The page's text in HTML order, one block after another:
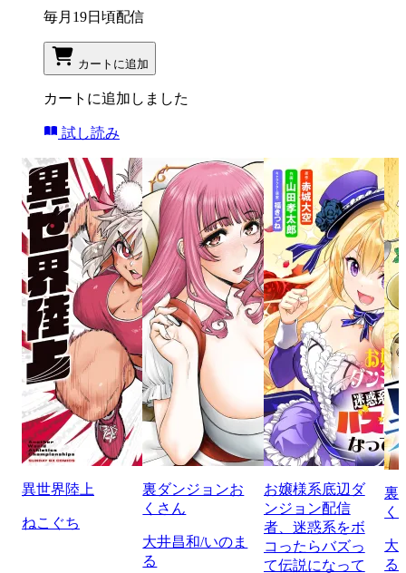
毎月19日頃配信
カートに追加
カートに追加しました
試し読み
異世界陸上
ねこぐち
裏ダンジョンお
くさん
大井昌和/いのま
る
お嬢様系底辺ダ
ンジョン配信
者、迷惑系をボ
コったらバズっ
て伝説になって
裏
く
大
る